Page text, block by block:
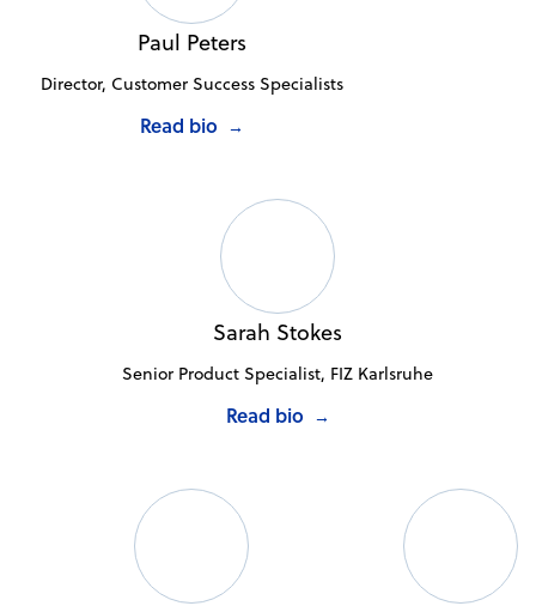
Paul Peters
Director, Customer Success Specialists
Read bio →
Sarah Stokes
Senior Product Specialist, FIZ Karlsruhe
Read bio →